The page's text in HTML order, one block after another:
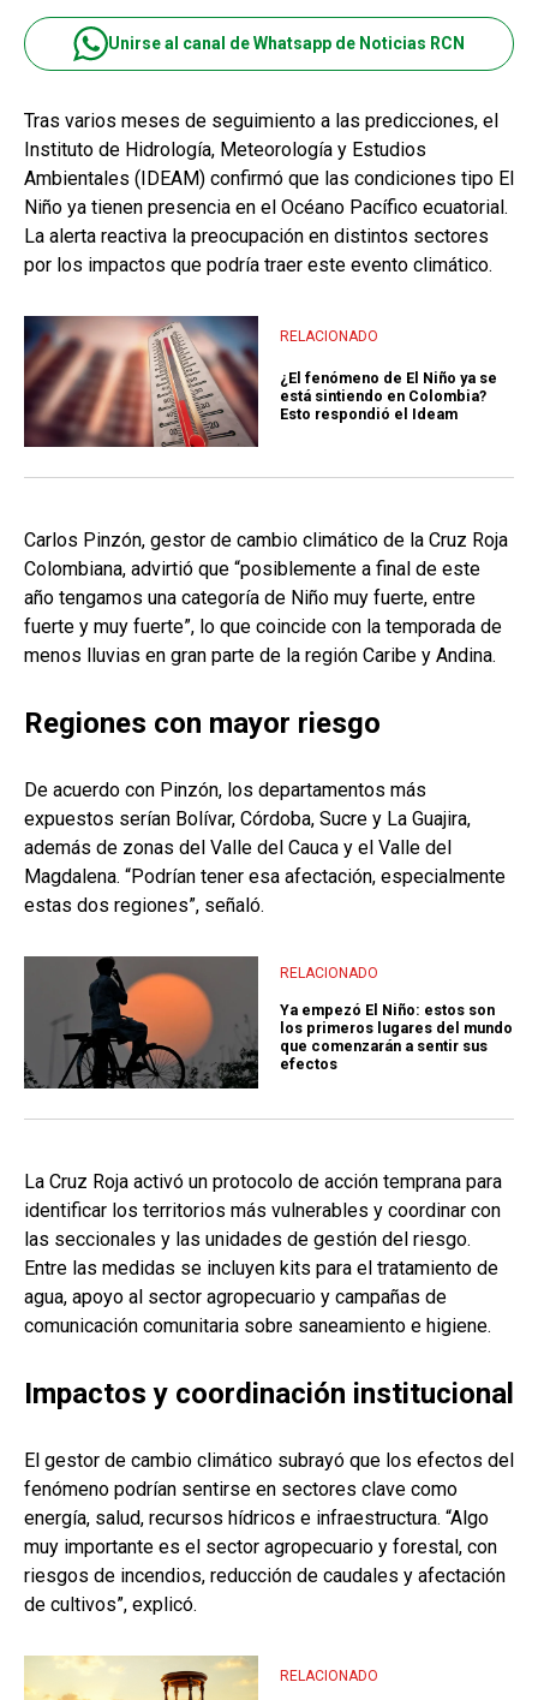
Unirse al canal de Whatsapp de Noticias RCN
Tras varios meses de seguimiento a las predicciones, el
Instituto de Hidrología, Meteorología y Estudios
Ambientales (IDEAM) confirmó que las condiciones tipo El
Niño ya tienen presencia en el Océano Pacífico ecuatorial.
La alerta reactiva la preocupación en distintos sectores
por los impactos que podría traer este evento climático.
RELACIONADO
¿El fenómeno de El Niño ya se
está sintiendo en Colombia?
Esto respondió el Ideam
Carlos Pinzón, gestor de cambio climático de la Cruz Roja
Colombiana, advirtió que “posiblemente a final de este
año tengamos una categoría de Niño muy fuerte, entre
fuerte y muy fuerte”, lo que coincide con la temporada de
menos lluvias en gran parte de la región Caribe y Andina.
Regiones con mayor riesgo
De acuerdo con Pinzón, los departamentos más
expuestos serían Bolívar, Córdoba, Sucre y La Guajira,
además de zonas del Valle del Cauca y el Valle del
Magdalena. “Podrían tener esa afectación, especialmente
estas dos regiones”, señaló.
RELACIONADO
Ya empezó El Niño: estos son
los primeros lugares del mundo
que comenzarán a sentir sus
efectos
La Cruz Roja activó un protocolo de acción temprana para
identificar los territorios más vulnerables y coordinar con
las seccionales y las unidades de gestión del riesgo.
Entre las medidas se incluyen kits para el tratamiento de
agua, apoyo al sector agropecuario y campañas de
comunicación comunitaria sobre saneamiento e higiene.
Impactos y coordinación institucional
El gestor de cambio climático subrayó que los efectos del
fenómeno podrían sentirse en sectores clave como
energía, salud, recursos hídricos e infraestructura. “Algo
muy importante es el sector agropecuario y forestal, con
riesgos de incendios, reducción de caudales y afectación
de cultivos”, explicó.
RELACIONADO